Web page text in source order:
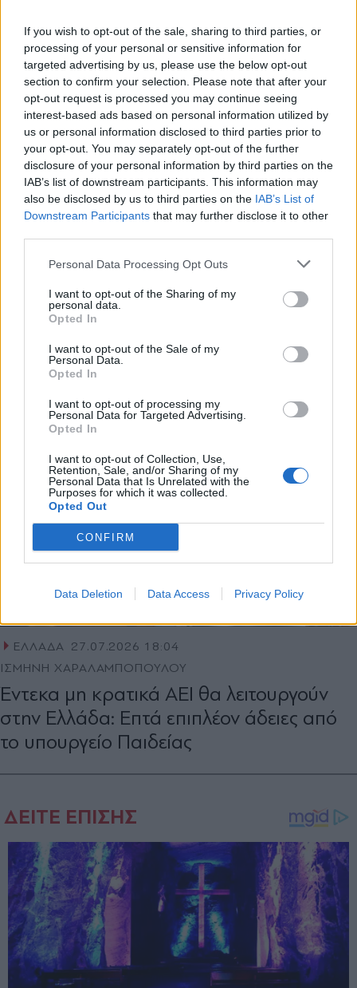
If you wish to opt-out of the sale, sharing to third parties, or
processing of your personal or sensitive information for
targeted advertising by us, please use the below opt-out
section to confirm your selection. Please note that after your
opt-out request is processed you may continue seeing
interest-based ads based on personal information utilized by
us or personal information disclosed to third parties prior to
your opt-out. You may separately opt-out of the further
disclosure of your personal information by third parties on the
IAB’s list of downstream participants. This information may
also be disclosed by us to third parties on the IAB’s List of
Downstream Participants that may further disclose it to other
Personal Data Processing Opt Outs
I want to opt-out of the Sharing of my
personal data.
Opted In
I want to opt-out of the Sale of my
Personal Data.
Opted In
I want to opt-out of processing my
Personal Data for Targeted Advertising.
Opted In
I want to opt-out of Collection, Use,
Retention, Sale, and/or Sharing of my
Personal Data that Is Unrelated with the
Purposes for which it was collected.
Opted Out
CONFIRM
Data Deletion Data Access Privacy Policy
ΕΛΛΑΔΑ 14.02.2024 07:21
ΙΣΜΗΝΗ ΧΑΡΑΛΑΜΠΟΠΟΥΛΟΥ
Ιατρική Σxολή στην Αθήνα από τη
Σορβόννη: Συνεργασία με το ΕΚΠΑ
αρχικά για σπουδές στο Τμήμα της
Γαλλικής Φιλολογίας
ΕΛΛΑΔΑ 27.07.2026 18:04
ΙΣΜΗΝΗ ΧΑΡΑΛΑΜΠΟΠΟΥΛΟΥ
Έντεκα μη κρατικά ΑΕΙ θα λειτουργούν
στην Ελλάδα: Επτά επιπλέον άδειες από
το υπουργείο Παιδείας
Εγγραφή στο newsletter
Αποδέχομαι τους
και την πολιτική απορρήτου
X